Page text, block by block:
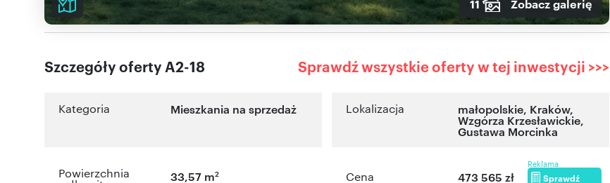
11 Zobacz galerię
Szczegóły oferty A2-18 Sprawdź wszystkie oferty w tej inwestycji >>>
Kategoria Mieszkania na sprzedaż Lokalizacja małopolskie, Kraków,
Wzgórza Krzesławickie,
Gustawa Morcinka
Powierzchnia 33,57 m2 Cena 473 565 zł
Reklama
Sprawdź